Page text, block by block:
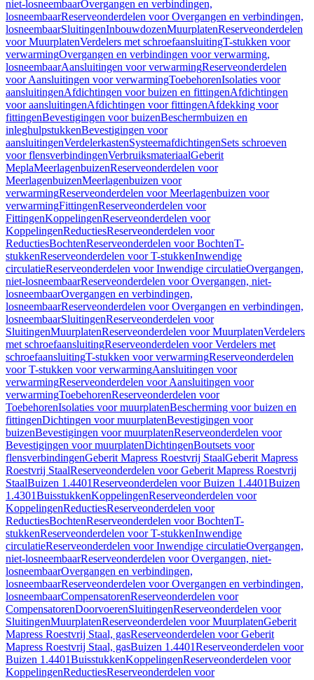
niet-losneembaarOvergangen en verbindingen,
losneembaarReserveonderdelen voor Overgangen en verbindingen,
losneembaarSluitingenInbouwdozenMuurplatenReserveonderdelen
voor MuurplatenVerdelers met schroefaansluitingT-stukken voor
verwarmingOvergangen en verbindingen voor verwarming,
losneembaarAansluitingen voor verwarmingReserveonderdelen
voor Aansluitingen voor verwarmingToebehorenIsolaties voor
aansluitingenAfdichtingen voor buizen en fittingenAfdichtingen
voor aansluitingenAfdichtingen voor fittingenAfdekking voor
fittingenBevestigingen voor buizenBeschermbuizen en
inleghulpstukkenBevestigingen voor
aansluitingenVerdelerkastenSysteemafdichtingenSets schroeven
voor flensverbindingenVerbruiksmateriaalGeberit
MeplaMeerlagenbuizenReserveonderdelen voor
MeerlagenbuizenMeerlagenbuizen voor
verwarmingReserveonderdelen voor Meerlagenbuizen voor
verwarmingFittingenReserveonderdelen voor
FittingenKoppelingenReserveonderdelen voor
KoppelingenReductiesReserveonderdelen voor
ReductiesBochtenReserveonderdelen voor BochtenT-
stukkenReserveonderdelen voor T-stukkenInwendige
circulatieReserveonderdelen voor Inwendige circulatieOvergangen,
niet-losneembaarReserveonderdelen voor Overgangen, niet-
losneembaarOvergangen en verbindingen,
losneembaarReserveonderdelen voor Overgangen en verbindingen,
losneembaarSluitingenReserveonderdelen voor
SluitingenMuurplatenReserveonderdelen voor MuurplatenVerdelers
met schroefaansluitingReserveonderdelen voor Verdelers met
schroefaansluitingT-stukken voor verwarmingReserveonderdelen
voor T-stukken voor verwarmingAansluitingen voor
verwarmingReserveonderdelen voor Aansluitingen voor
verwarmingToebehorenReserveonderdelen voor
ToebehorenIsolaties voor muurplatenBescherming voor buizen en
fittingenDichtingen voor muurplatenBevestigingen voor
buizenBevestigingen voor muurplatenReserveonderdelen voor
Bevestigingen voor muurplatenDichtingenBoutsets voor
flensverbindingenGeberit Mapress Roestvrij StaalGeberit Mapress
Roestvrij StaalReserveonderdelen voor Geberit Mapress Roestvrij
StaalBuizen 1.4401Reserveonderdelen voor Buizen 1.4401Buizen
1.4301BuisstukkenKoppelingenReserveonderdelen voor
KoppelingenReductiesReserveonderdelen voor
ReductiesBochtenReserveonderdelen voor BochtenT-
stukkenReserveonderdelen voor T-stukkenInwendige
circulatieReserveonderdelen voor Inwendige circulatieOvergangen,
niet-losneembaarReserveonderdelen voor Overgangen, niet-
losneembaarOvergangen en verbindingen,
losneembaarReserveonderdelen voor Overgangen en verbindingen,
losneembaarCompensatorenReserveonderdelen voor
CompensatorenDoorvoerenSluitingenReserveonderdelen voor
SluitingenMuurplatenReserveonderdelen voor MuurplatenGeberit
Mapress Roestvrij Staal, gasReserveonderdelen voor Geberit
Mapress Roestvrij Staal, gasBuizen 1.4401Reserveonderdelen voor
Buizen 1.4401BuisstukkenKoppelingenReserveonderdelen voor
KoppelingenReductiesReserveonderdelen voor